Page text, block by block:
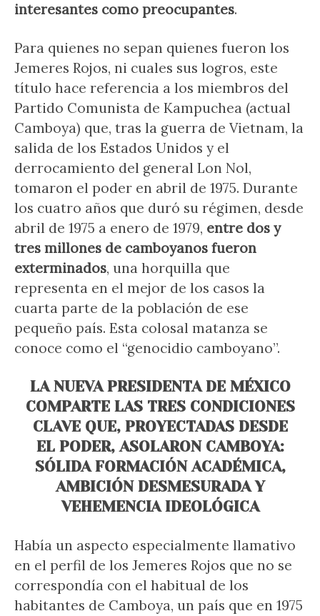
interesantes como preocupantes.
Para quienes no sepan quienes fueron los
Jemeres Rojos, ni cuales sus logros, este
título hace referencia a los miembros del
Partido Comunista de Kampuchea (actual
Camboya) que, tras la guerra de Vietnam, la
salida de los Estados Unidos y el
derrocamiento del general Lon Nol,
tomaron el poder en abril de 1975. Durante
los cuatro años que duró su régimen, desde
abril de 1975 a enero de 1979, entre dos y
tres millones de camboyanos fueron
exterminados, una horquilla que
representa en el mejor de los casos la
cuarta parte de la población de ese
pequeño país. Esta colosal matanza se
conoce como el “genocidio camboyano”.
LA NUEVA PRESIDENTA DE MÉXICO
COMPARTE LAS TRES CONDICIONES
CLAVE QUE, PROYECTADAS DESDE
EL PODER, ASOLARON CAMBOYA:
SÓLIDA FORMACIÓN ACADÉMICA,
AMBICIÓN DESMESURADA Y
VEHEMENCIA IDEOLÓGICA
Había un aspecto especialmente llamativo
en el perfil de los Jemeres Rojos que no se
correspondía con el habitual de los
habitantes de Camboya, un país que en 1975